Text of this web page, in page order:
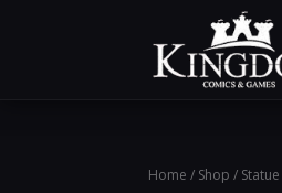
Home / Shop / Statue